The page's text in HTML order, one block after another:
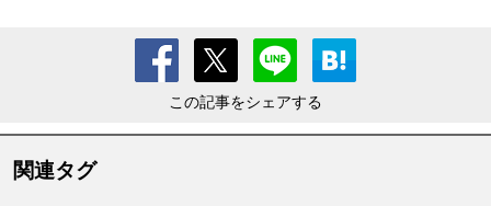
この記事をシェアする
関連タグ